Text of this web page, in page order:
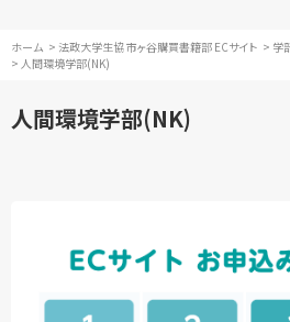
ホーム > 法政大学生協 市ヶ谷購買書籍部 ECサイト > 学
> 人間環境学部(NK)
人間環境学部(NK)